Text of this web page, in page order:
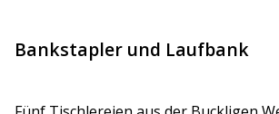
Bankstapler und Laufbank